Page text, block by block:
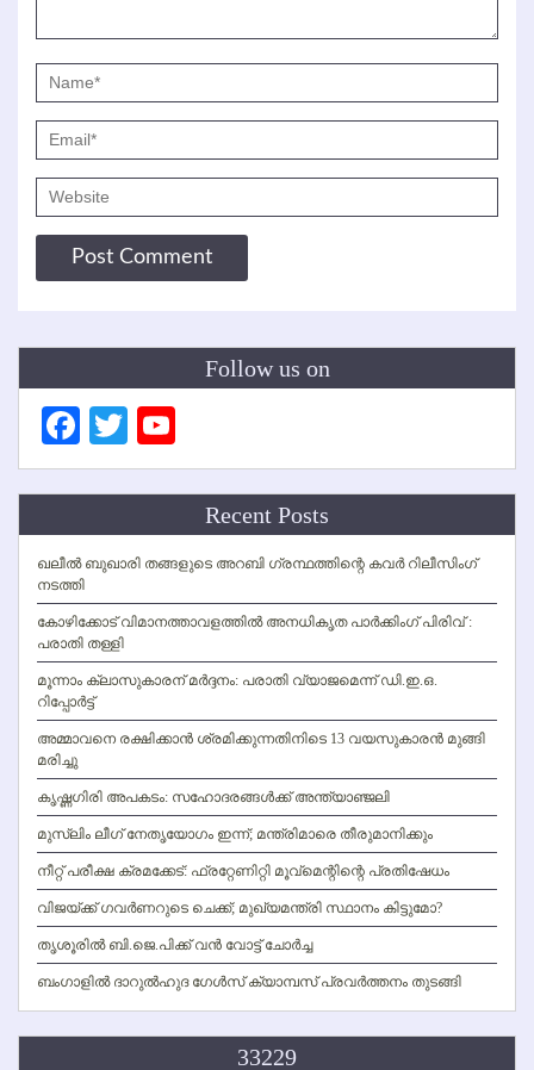
Follow us on
Facebook
Twitter
Channel
Recent Posts
ഖലീല്‍ ബുഖാരി തങ്ങളുടെ അറബി ഗ്രന്ഥത്തിന്റെ കവര്‍ റിലീസിംഗ്
നടത്തി
കോഴിക്കോട് വിമാനത്താവളത്തില്‍ അനധികൃത പാര്‍ക്കിംഗ് പിരിവ് :
പരാതി തള്ളി
മൂന്നാം ക്ലാസുകാരന് മര്‍ദ്ദനം: പരാതി വ്യാജമെന്ന് ഡി.ഇ.ഒ.
റിപ്പോര്‍ട്ട്
അമ്മാവനെ രക്ഷിക്കാന്‍ ശ്രമിക്കുന്നതിനിടെ 13 വയസുകാരന്‍ മുങ്ങി
മരിച്ചു
കൃഷ്ണഗിരി അപകടം: സഹോദരങ്ങള്‍ക്ക് അന്ത്യാഞ്ജലി
മുസ്ലിം ലീഗ് നേതൃയോഗം ഇന്ന്; മന്ത്രിമാരെ തീരുമാനിക്കും
നീറ്റ് പരീക്ഷ ക്രമക്കേട്: ഫ്രറ്റേണിറ്റി മൂവ്‌മെന്റിന്റെ പ്രതിഷേധം
വിജയ്ക്ക് ഗവര്‍ണറുടെ ചെക്ക്; മുഖ്യമന്ത്രി സ്ഥാനം കിട്ടുമോ?
തൃശൂരില്‍ ബി.ജെ.പിക്ക് വന്‍ വോട്ട് ചോര്‍ച്ച
ബംഗാളില്‍ ദാറുല്‍ഹുദ ഗേള്‍സ് ക്യാമ്പസ് പ്രവര്‍ത്തനം തുടങ്ങി
33229